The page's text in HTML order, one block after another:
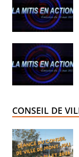
CONSEIL DE